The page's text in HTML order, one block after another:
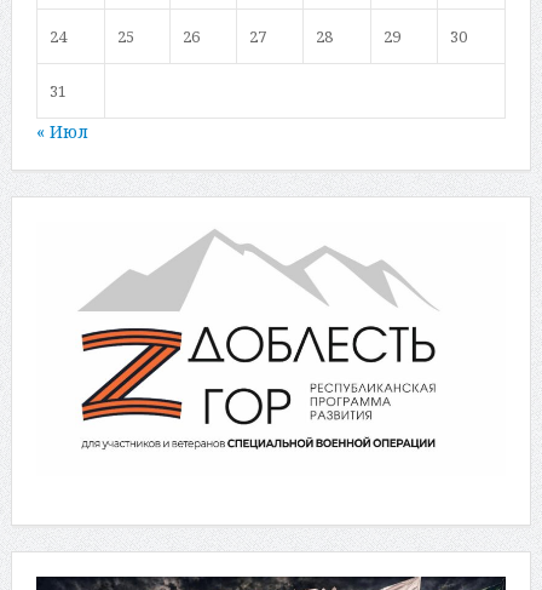
24 25 26 27 28 29 30
31
« Июл